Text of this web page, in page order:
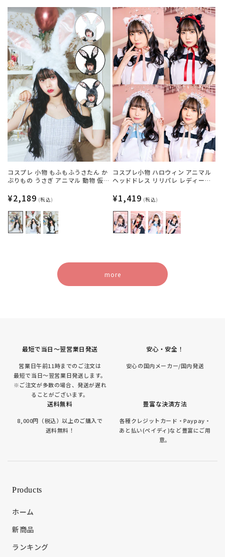
価
格
価
コスプレ 小物 もふもふうさたん か
ぶりもの うさぎ アニマル 動物 仮装
ック【クリアストーン】
通
常
価
格
¥2,189 (税込)
コスプレ小物 ハロウィン アニマル
ヘッドドレス リリパレ レディース
ぎ/くま【クリアストーン】
通
常
価
格
¥1,419 (税込)
more
最短で当日～翌営業日発送
営業日午前11時までのご注文は
最短で当日～翌営業日発送します。
※ご注文が多数の場合、発送が遅れ
ることがございます。
安心・安全！
安心の国内メーカー/国内発送
送料無料
8,000円（税込）以上のご購入で
送料無料！
豊富な決済方法
各種クレジットカード・Paypay・
あと払い(ペイディ)など豊富にご用
意。
Products
ホーム
新商品
ランキング